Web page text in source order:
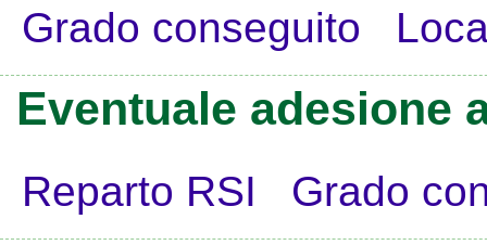
Grado conseguito
Eventuale adesione
Reparto RSI Grado